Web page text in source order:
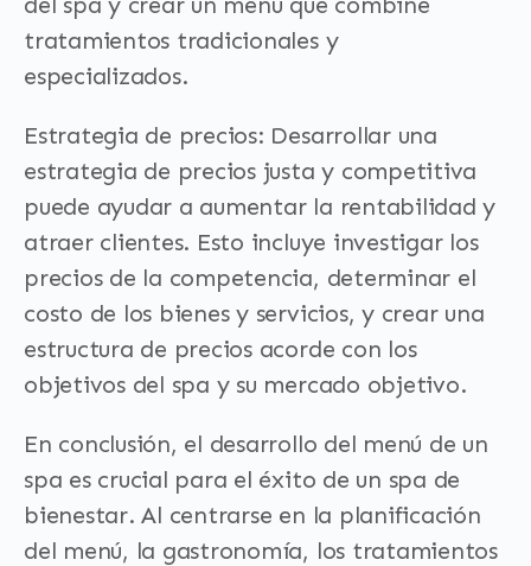
tratamientos tradicionales y
especializados.
Estrategia de precios: Desarrollar una
estrategia de precios justa y competitiva
puede ayudar a aumentar la rentabilidad y
atraer clientes. Esto incluye investigar los
precios de la competencia, determinar el
costo de los bienes y servicios, y crear una
estructura de precios acorde con los
objetivos del spa y su mercado objetivo.
En conclusión, el desarrollo del menú de un
spa es crucial para el éxito de un spa de
bienestar. Al centrarse en la planificación
del menú, la gastronomía, los tratamientos